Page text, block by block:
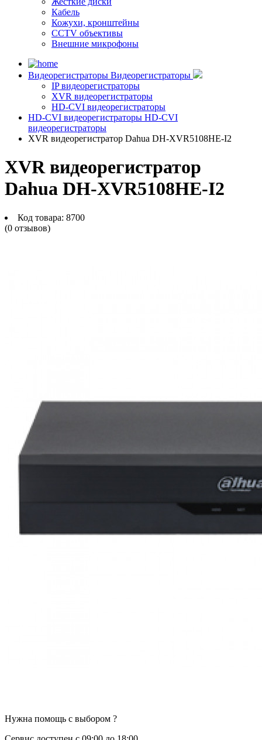
Кабель
Кожухи, кронштейны
CCTV объективы
Внешние микрофоны
Видеорегистраторы Видеорегистраторы
IP видеорегистраторы
XVR видеорегистраторы
HD-CVI видеорегистраторы
HD-CVI видеорегистраторы HD-CVI
видеорегистраторы
XVR видеорегистратор Dahua DH-XVR5108HE-I2
XVR видеорегистратор
Dahua DH-XVR5108HE-I2
Код товара: 8700
(0 отзывов)
Нужна помощь с выбором ?